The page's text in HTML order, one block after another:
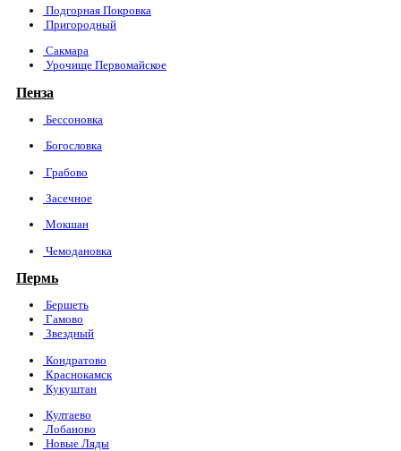
Подгорная Покровка
Пригородный
Сакмара
Урочище Первомайское
Пенза
Бессоновка
Богословка
Грабово
Засечное
Мокшан
Чемодановка
Пермь
Бершеть
Гамово
Звездный
Кондратово
Краснокамск
Кукуштан
Култаево
Лобаново
Новые Ляды